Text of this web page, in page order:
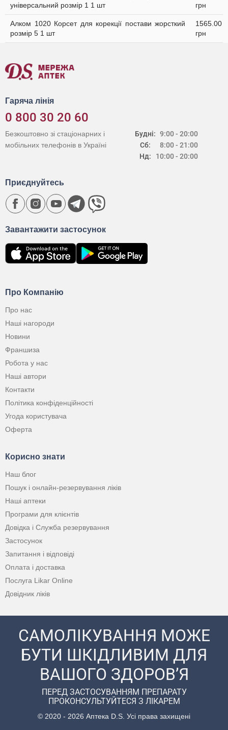
універсальний розмір 1 1 шт
грн
Алком 1020 Корсет для корекції постави жорсткий
розмір 5 1 шт
1565.00
грн
Гаряча лінія
0 800 30 20 60
Будні:
Сб:
Нд:
9:00 - 20:00
8:00 - 21:00
10:00 - 20:00
Безкоштовно зі стаціонарних і
мобільних телефонів в Україні
Про Компанію
Про нас
Наші нагороди
Новини
Франшиза
Робота у нас
Наші автори
Контакти
Політика конфіденційності
Угода користувача
Оферта
Корисно знати
Наш блог
Пошук і онлайн-резервування ліків
Наші аптеки
Програми для клієнтів
Довідка і Служба резервування
Застосунок
Запитання і відповіді
Оплата і доставка
Послуга Likar Online
Довідник ліків
Завантажити застосунок
Приєднуйтесь
САМОЛІКУВАННЯ МОЖЕ
БУТИ ШКІДЛИВИМ ДЛЯ
ВАШОГО ЗДОРОВ’Я
ПЕРЕД ЗАСТОСУВАННЯМ ПРЕПАРАТУ
ПРОКОНСУЛЬТУЙТЕСЯ З ЛІКАРЕМ
© 2020 - 2026 Аптека D.S. Усі права захищені